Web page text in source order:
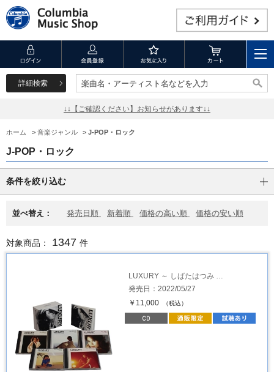
詳細検索 楽曲名・アーティスト名などを入力
楽曲名・アーティスト名などを入力
↓↓【ご確認ください】お知らせがあります↓↓
ホーム > 音楽ジャンル > J-POP・ロック
J-POP・ロック
条件を絞り込む
並べ替え： 発売日順 新着順 価格の高い順 価格の安い順
対象商品： 1347 件
LUXURY ～ しばたはつみ …
発売日：2022/05/27
￥11,000
（税込）